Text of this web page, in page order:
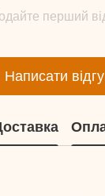
перший
Написати